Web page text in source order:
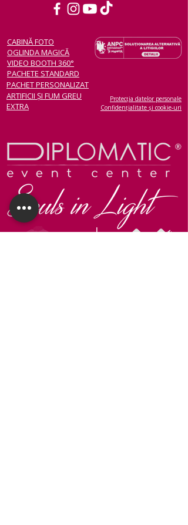
Protecția datelor personale
Confidențialitate și cookie-uri
CABINĂ FOTO
OGLINDA MAGICĂ
VIDEO BOOTH 360°
PACHETE STANDARD
PACHET PERSONALIZAT
ARTIFICII ȘI FUM GREU
EXTRA